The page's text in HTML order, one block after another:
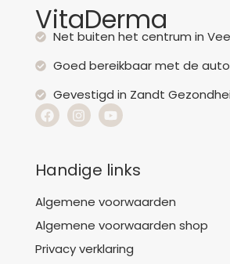
VitaDerma
Net buiten het centrum in
Goed bereikbaar met de auto
Gevestigd in Zandt
Handige links
Algemene voorwaarden
Algemene voorwaarden shop
Privacy verklaring